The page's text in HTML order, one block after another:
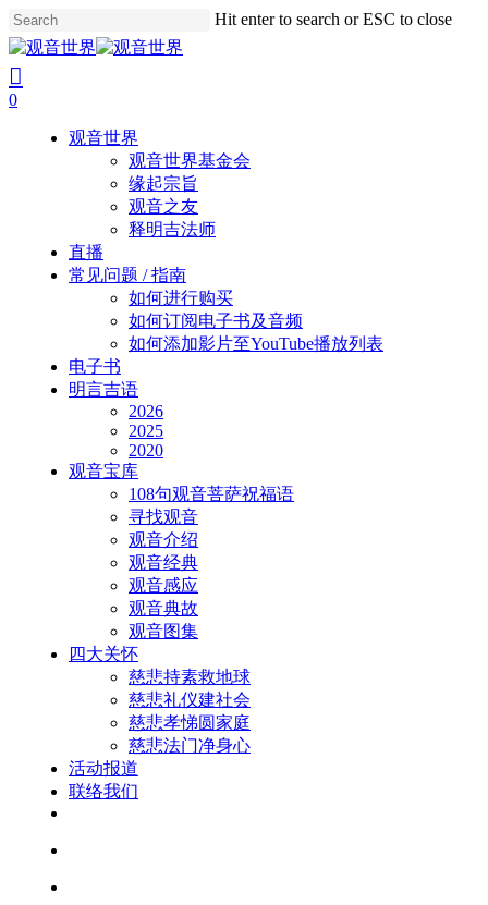
Skip
to
main
content
Hit enter to search or ESC to close
Close
Search
search
account
0
观音世界
观音世界基金会
缘起宗旨
观音之友
释明吉法师
直播
常见问题 / 指南
如何进行购买
如何订阅电子书及音频
如何添加影片至YouTube播放列表
电子书
明言吉语
2026
2025
2020
观音宝库
108句观音菩萨祝福语
寻找观音
观音介绍
观音经典
观音感应
观音典故
观音图集
四大关怀
慈悲持素救地球
慈悲礼仪建社会
慈悲孝悌圆家庭
慈悲法门净身心
活动报道
联络我们